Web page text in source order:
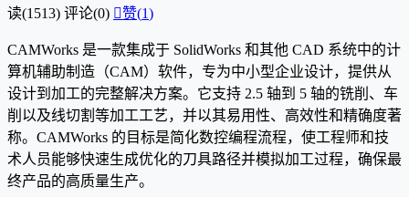
读(1513) 评论(0) 赞(1)
CAMWorks 是一款集成于 SolidWorks 和其他 CAD 系统中的计
算机辅助制造（CAM）软件，专为中小型企业设计，提供从
设计到加工的完整解决方案。它支持 2.5 轴到 5 轴的铣削、车
削以及线切割等加工工艺，并以其易用性、高效性和精确度著
称。CAMWorks 的目标是简化数控编程流程，使工程师和技
术人员能够快速生成优化的刀具路径并模拟加工过程，确保最
终产品的高质量生产。